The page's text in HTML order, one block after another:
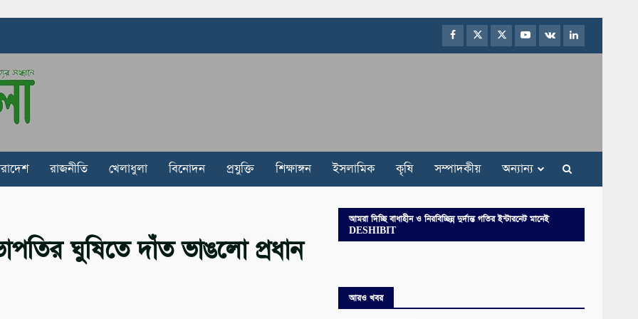
Facebook
TwitterInstagram
Youtube
VK LinkedIn
রাজনীতি খেলাধুলা বিনোদন প্রযুক্তি শিক্ষাঙ্গন ইসলামিক কৃষি সম্পাদকীয় অন্যান্য
ঘুষিতে দাঁত ভাঙলো প্রধান
আমরা দিচ্ছি বাধাহীন ও নিরবিচ্ছিন্ন দুর্দান্ত গতির ইন্টারনেট মানেই
DESHIBIT
আরও খবর